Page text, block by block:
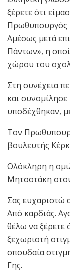
ξέρετε ότι
Πρωθυπουργός
Αμέσως μετά
Πάντων», η
χώρου του
Στη συνέχεια
και
υποδέχθηκαν,
Τον
βουλευτής
Ολόκληρη η
Μητσοτάκη
Σας ευχαριστώ
Από καρδιάς.
θέλω να ξέρετε
ξεχωριστή
σπουδαία
Γης.